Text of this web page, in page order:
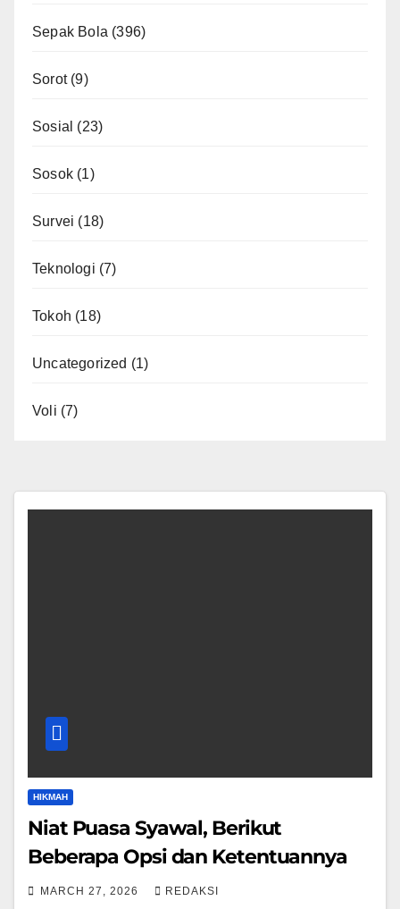
Sepak Bola (396)
Sorot(9)
Sosial (23)
Sosok (1)
Survei (18)
Teknologi (7)
Tokoh (18)
Uncategorized (1)
Voli (7)
HIKMAH
Niat Puasa Syawal, Berikut
Beberapa Opsi dan Ketentuannya
MARCH 27, 2026 REDAKSI